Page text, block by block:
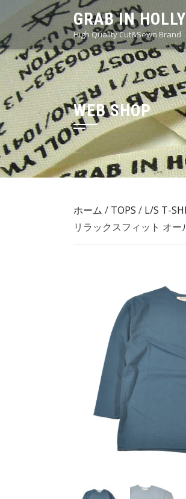
content
GRAB IN
High Quality Cut&Sewn Brand
WEB SHOP
ホーム / TOPS / L/S T-
リラックスフィット オ